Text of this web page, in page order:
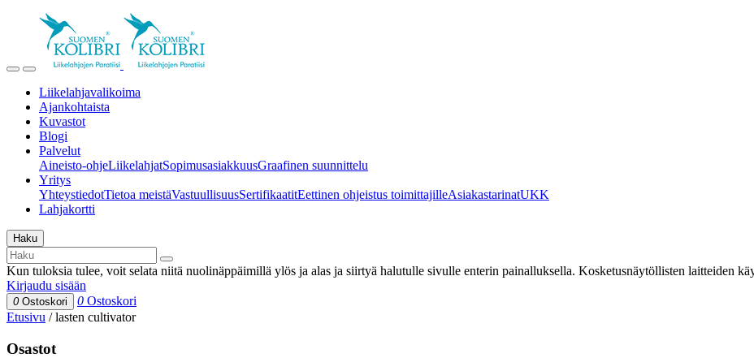
Liikelahjavalikoima
Ajankohtaista
Kuvastot
Blogi
Palvelut
Aineisto-ohjeLiikelahjatSopimusasiakkuusGraafinen suunnittelu
Yritys
YhteystiedotTietoa meistäVastuullisuusSertifikaatitEettinen ohjeistus toimittajilleAsiakastarinatUKK
Lahjakortti
Haku
Kun tuloksia tulee, voit selata niitä nuolinäppäimillä ylös ja alas ja siirtyä halutulle sivulle enterin painalluksella. Kosketusnäytöllisten laitteiden
Kirjaudu sisään
0 Ostoskori 0 Ostoskori
Etusivu /lasten cultivator
Osastot